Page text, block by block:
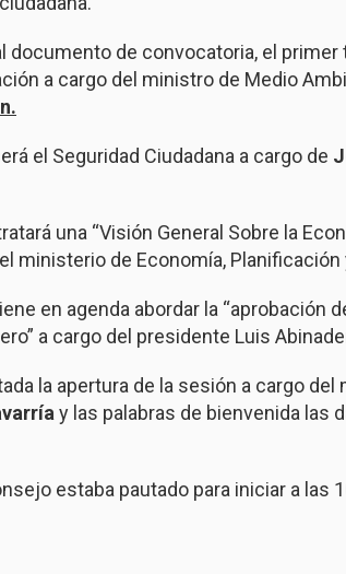
documento de convocatoria, el
a cargo del ministro de Medio
el Seguridad Ciudadana a cargo de
una “Visión General Sobre la
ministerio de Economía, Planificación
en agenda abordar la “aprobación
a cargo del presidente Luis
la apertura de la sesión a cargo
y las palabras de bienvenida las
estaba pautado para iniciar a las